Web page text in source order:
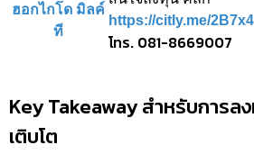
https://citly.me/2B7x4
โทร. 081-8669007
Key Takeaway สำหรับการล
เติบโต